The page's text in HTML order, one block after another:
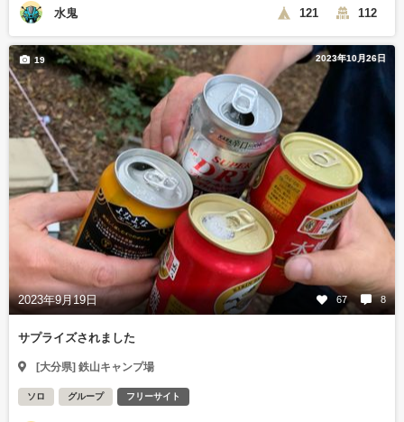
水鬼 121 112
2023年10月26日
2023年9月19日 67 8
19
サプライズされました
[大分県] 鉄山キャンプ場
ソロ グループ フリーサイト